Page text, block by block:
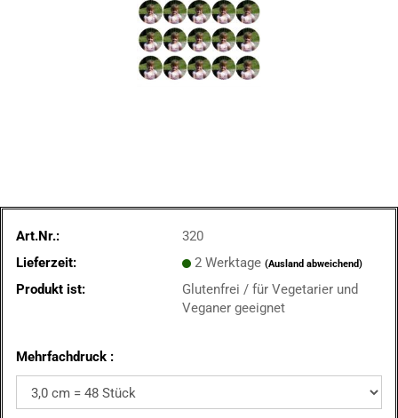
Art.Nr.:
320
Lieferzeit:
2 Werktage (Ausland abweichend)
Produkt ist:
Glutenfrei / für Vegetarier und
Veganer geeignet
Mehrfachdruck :